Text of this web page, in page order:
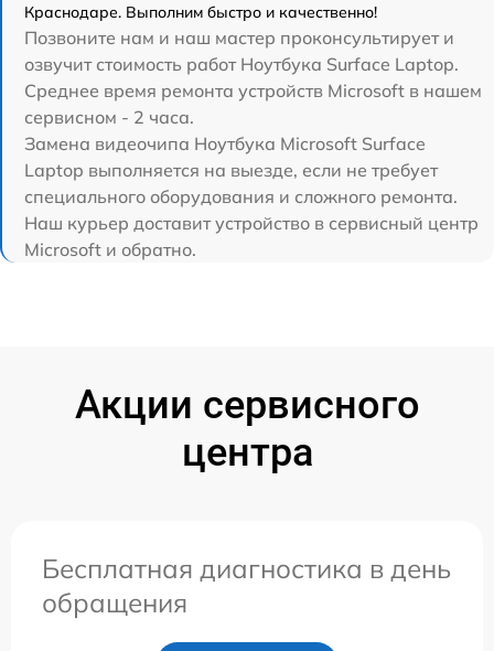
Краснодаре. Выполним быстро и качественно!
Позвоните нам и наш мастер проконсультирует и
озвучит стоимость работ Ноутбука Surface Laptop.
Среднее время ремонта устройств Microsoft в нашем
сервисном - 2 часа.
Замена видеочипа Ноутбука Microsoft Surface
Laptop выполняется на выезде, если не требует
специального оборудования и сложного ремонта.
Наш курьер доставит устройство в сервисный центр
Microsoft и обратно.
Акции сервисного
центра
Бесплатная диагностика в день
обращения